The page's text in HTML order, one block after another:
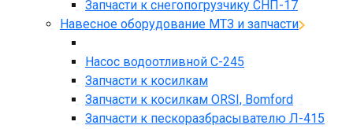
Запчасти к снегопогрузчику СНП-17
Навесное оборудование МТЗ и запчасти
Насос водоотливной С-245
Запчасти к косилкам
Запчасти к косилкам ORSI, Bomford
Запчасти к пескоразбрасывателю Л-415